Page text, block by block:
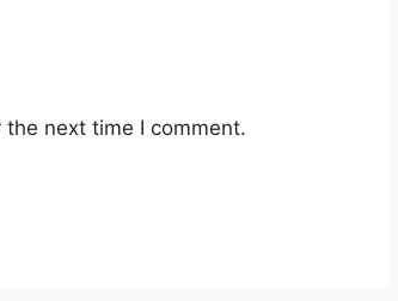
next time I comment.